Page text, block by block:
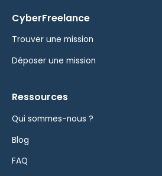
CyberFreelance
Trouver une mission
Déposer une mission
Ressources
Qui sommes-nous ?
Blog
FAQ